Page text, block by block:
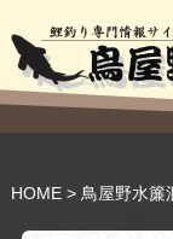
HOME> 鳥屋野水簾